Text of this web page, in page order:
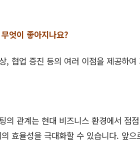
엇이 좋아지나요?
, 협업 증진 등의 여러 이점을 제공하
의 관계는 현대 비즈니스 환경에서 점
효율성을 극대화할 수 있습니다. 앞